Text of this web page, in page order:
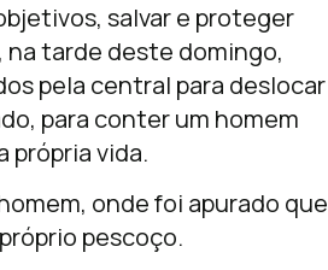
salvar e proteger
na tarde deste domingo,
pela central para deslocar
para conter um homem
própria vida.
onde foi apurado que
pescoço.